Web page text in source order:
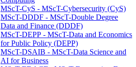
MScT-CyS - MScT-Cybersecurity (CyS)
MScT-DDDF - MScT-Double Degree
Data and Finance (DDDF)
MScT-DEPP - MScT-Data and Economics
for Public Policy (DEPP)
MScT-DSAIB - MScT-Data Science and
AI for Business